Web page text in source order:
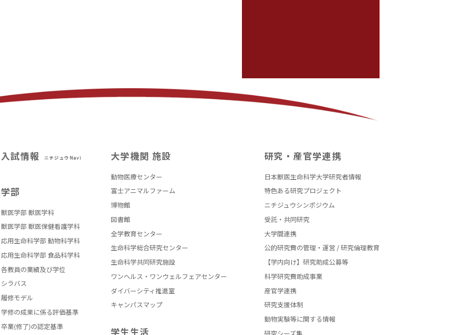
入試情報 ニチジュウNavi
学部
獣医学部 獣医学科
獣医学部 獣医保健看護学科
応用生命科学部 動物科学科
応用生命科学部 食品科学科
各教員の業績及び学位
シラバス
履修モデル
学修の成果に係る評価基準
卒業(修了)の認定基準
大学機関 施設
動物医療センター
富士アニマルファーム
博物館
図書館
全学教育センター
生命科学総合研究センター
生命科学共同研究施設
ワンヘルス・ワンウェルフェアセンター
ダイバーシティ推進室
キャンパスマップ
学生生活
研究・産官学連携
日本獣医生命科学大学研究者情報
特色ある研究プロジェクト
ニチジュウシンポジウム
受託・共同研究
大学間連携
公的研究費の管理・運営 / 研究倫理教育
【学内向け】研究助成公募等
科学研究費助成事業
産官学連携
研究支援体制
動物実験等に関する情報